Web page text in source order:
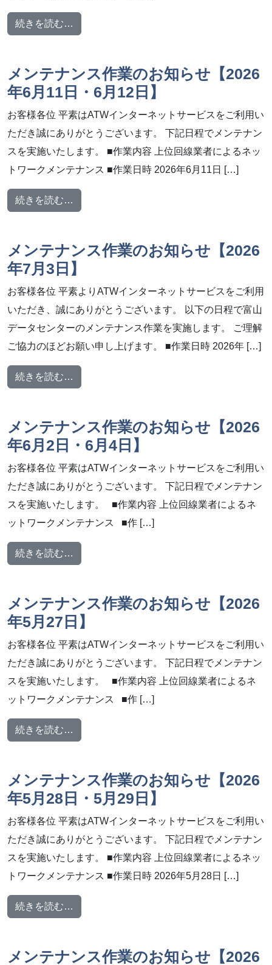
続きを読む…
メンテナンス作業のお知らせ【2026
年6月11日・6月12日】
お客様各位 平素はATWインターネットサービスをご利用い
ただき誠にありがとうございます。 下記日程でメンテナン
スを実施いたします。 ■作業内容 上位回線業者によるネッ
トワークメンテナンス ■作業日時 2026年6月11日 […]
続きを読む…
メンテナンス作業のお知らせ【2026
年7月3日】
お客様各位 平素よりATWインターネットサービスをご利用
いただき、誠にありがとうございます。 以下の日程で富山
データセンターのメンテナンス作業を実施します。 ご理解
ご協力のほどお願い申し上げます。 ■作業日時 2026年 […]
続きを読む…
メンテナンス作業のお知らせ【2026
年6月2日・6月4日】
お客様各位 平素はATWインターネットサービスをご利用い
ただき誠にありがとうございます。 下記日程でメンテナン
スを実施いたします。 ■作業内容 上位回線業者によるネ
ットワークメンテナンス ■作 […]
続きを読む…
メンテナンス作業のお知らせ【2026
年5月27日】
お客様各位 平素はATWインターネットサービスをご利用い
ただき誠にありがとうございます。 下記日程でメンテナン
スを実施いたします。 ■作業内容 上位回線業者によるネ
ットワークメンテナンス ■作 […]
続きを読む…
メンテナンス作業のお知らせ【2026
年5月28日・5月29日】
お客様各位 平素はATWインターネットサービスをご利用い
ただき誠にありがとうございます。 下記日程でメンテナン
スを実施いたします。 ■作業内容 上位回線業者によるネッ
トワークメンテナンス ■作業日時 2026年5月28日 […]
続きを読む…
メンテナンス作業のお知らせ【2026